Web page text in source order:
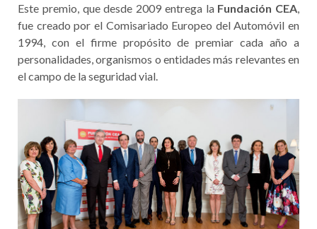
Este premio, que desde 2009 entrega la Fundación CEA
fue creado por el Comisariado Europeo del Automóvil en
1994, con el firme propósito de premiar cada año a
personalidades, organismos o entidades más relevantes en
el campo de la seguridad vial.